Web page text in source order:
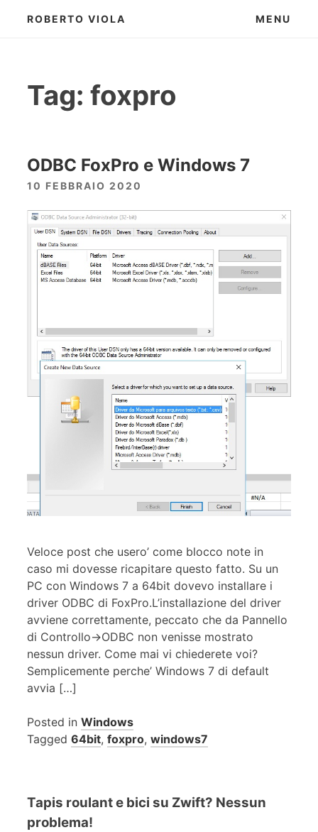
ROBERTO VIOLA MENU
Tag: foxpro
ODBC FoxPro e Windows 7
10 FEBBRAIO 2020
Veloce post che usero’ come blocco note in
caso mi dovesse ricapitare questo fatto. Su un
PC con Windows 7 a 64bit dovevo installare i
driver ODBC di FoxPro.L’installazione del driver
avviene correttamente, peccato che da Pannello
di Controllo->ODBC non venisse mostrato
nessun driver. Come mai vi chiederete voi?
Semplicemente perche’ Windows 7 di default
avvia […]
Posted in Windows
Tagged 64bit, foxpro, windows7
Tapis roulant e bici su Zwift? Nessun
problema!